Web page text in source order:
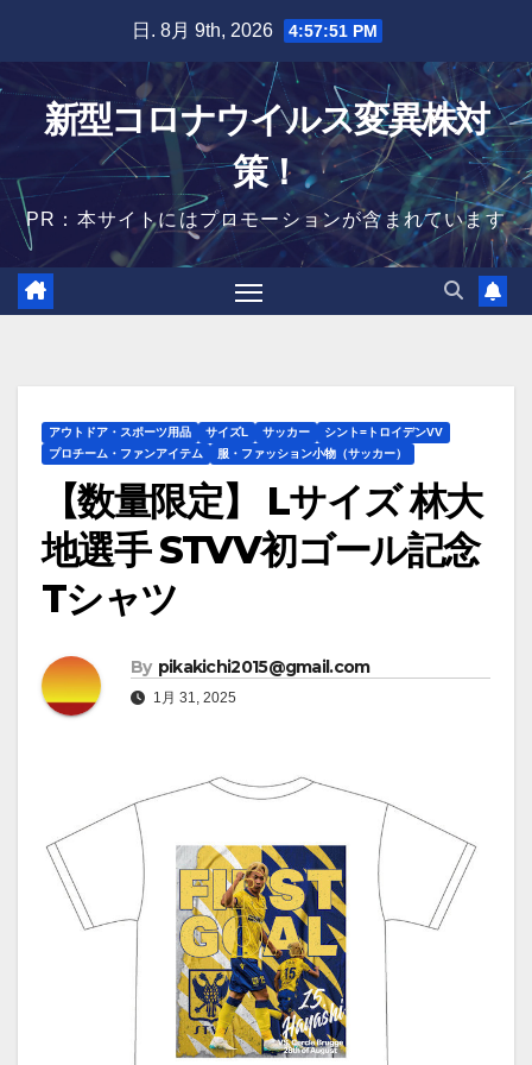
content
日. 8月 9th, 2026 4:57:52 PM
新型コロナウイルス変異株対
策！
PR：本サイトにはプロモーションが含まれています
アウトドア・スポーツ用品 サイズL サッカー
シント=トロイデンVV
プロチーム・ファンアイテム
服・ファッション小物（サッカー）
【数量限定】 Lサイズ 林大
地選手 STVV初ゴール記念
Tシャツ
By pikakichi2015@gmail.com
1月 31, 2025